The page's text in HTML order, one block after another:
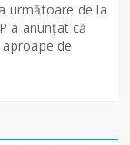
următoare de la
a anunțat că
de